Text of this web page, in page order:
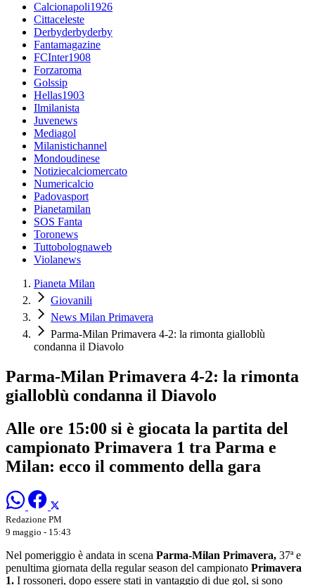
Calcionapoli1926
Cittaceleste
Derbyderbyderby
Fantamagazine
FCInter1908
Forzaroma
Golssip
Hellas1903
Ilmilanista
Juvenews
Mediagol
Milanistichannel
Mondoudinese
Notiziecalciomercato
Numericalcio
Padovasport
Pianetamilan
SOS Fanta
Toronews
Tuttobolognaweb
Violanews
Pianeta Milan
Giovanili
News Milan Primavera
Parma-Milan Primavera 4-2: la rimonta gialloblù
condanna il Diavolo
Parma-Milan Primavera 4-2: la rimonta
gialloblù condanna il Diavolo
Alle ore 15:00 si è giocata la partita del
campionato Primavera 1 tra Parma e
Milan: ecco il commento della gara
Redazione PM
9 maggio - 15:43
Nel pomeriggio è andata in scena Parma-Milan Primavera, 37ª e
penultima giornata della regular season del campionato Primavera
1. I rossoneri, dopo essere stati in vantaggio di due gol, si sono